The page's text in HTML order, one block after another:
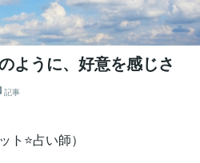
ように、好意を感じさ
記事
⭐占い師）